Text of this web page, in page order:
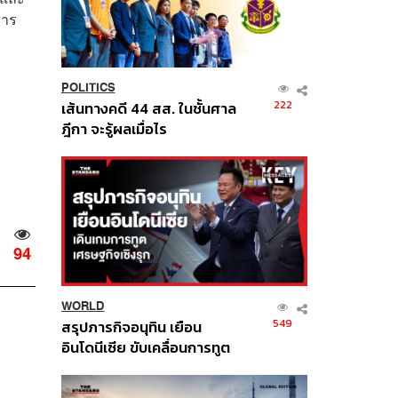
ร
94
POLITICS
เส้นทางคดี 44 สส. ในชั้นศาล
ฎีกา จะรู้ผลเมื่อไร
222
WORLD
สรุปภารกิจอนุทิน เยือน
อินโดนีเซีย ขับเคลื่อนการทูต
ส่วนยุทธศาสตร์ไทย –
549